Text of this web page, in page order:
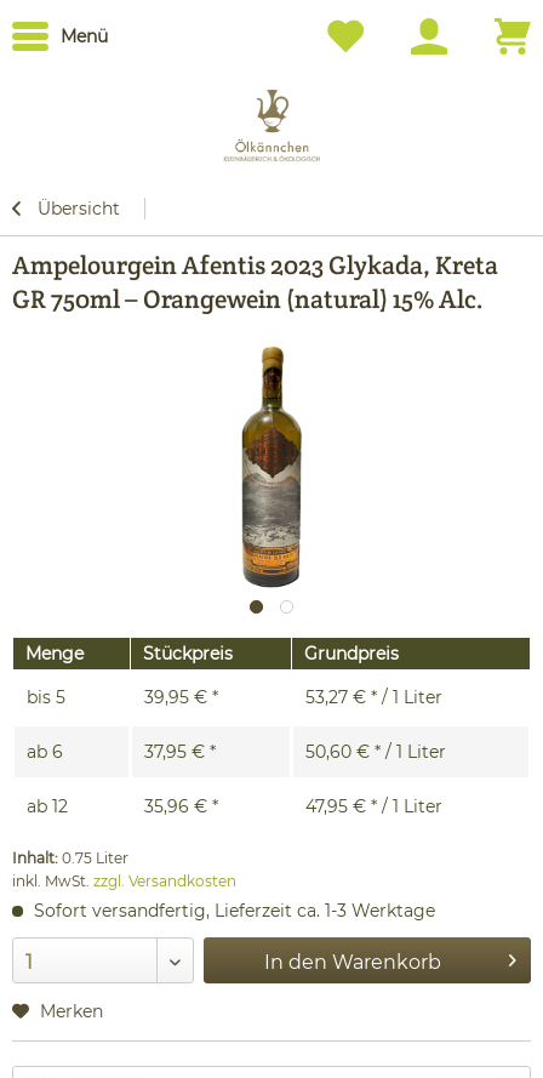
Menü
Übersicht
Ampelourgein Afentis 2023 Glykada, Kreta
GR 750ml – Orangewein (natural) 15% Alc.
Menge Stückpreis
Grundpreis
bis 5 39,95 € * 53,27 € * / 1 Liter
ab 6 37,95 € * 50,60 € * / 1 Liter
ab 12 35,96 € * 47,95 € * / 1 Liter
Inhalt: 0.75 Liter
inkl. MwSt. zzgl. Versandkosten
Sofort versandfertig, Lieferzeit ca. 1-3 Werktage
In den Warenkorb
Merken